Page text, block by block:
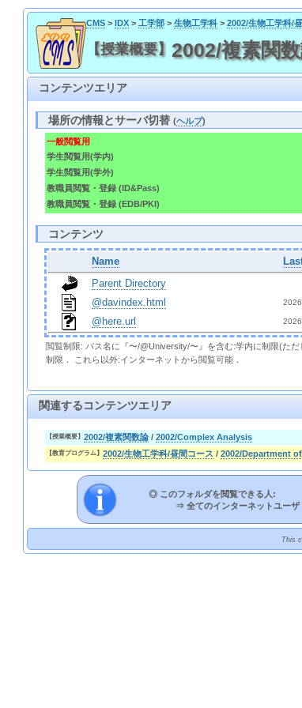
CMS> IDX> 工学部> 生物工学科> 2002/生物工学科/
【授業概要】 2002/複素関
コンテンツエリア
場所の情報とサーバ切替(ヘルプ)
一般閲覧用
学生閲覧用(学内)
学生閲覧用(学外)
教職員閲覧・登録 (ID&Pass)
教職員閲覧・登録 (EDB/PKI)
コンテンツ
Name
Parent Directory
@davindex.html
@here.url
閲覧制限: パス名に『〜/@University/〜』を含む:学内に制限(た
制限． これら以外:インターネットから閲覧可能．
関連するコンテンツエリア
【授業概要】2002/複素関数論 /2002/Complex Analysis
【教育プログラム】2002/生物工学科/昼間コース /2002/Department
◎ このフォルダを閲覧できる人:
⇒全てのインターネットユーザ
This